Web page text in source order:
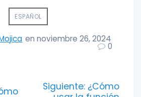
ESPAÑOL
en noviembre 26, 2024
0
Siguiente: Entrada
¿Cómo